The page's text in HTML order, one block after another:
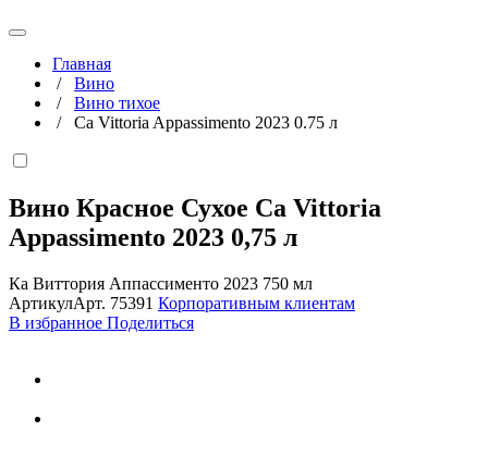
Главная
/ Вино
/ Вино тихое
/ Сa Vittoria Appassimento 2023 0.75 л
Вино Красное Сухое Сa Vittoria
Appassimento 2023 0,75 л
Ка Виттория Аппассименто 2023 750 мл
АртикулАрт. 75391 Корпоративным клиентам
В избранное Поделиться